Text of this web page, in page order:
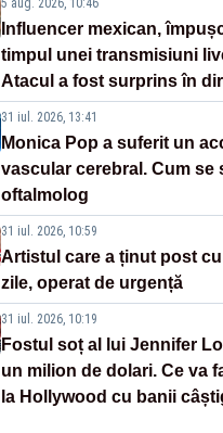
5 aug. 2026, 10:46
Influencer mexican,
timpul unei transmisiuni
Atacul a fost surprins în
31 iul. 2026, 13:41
Monica Pop a suferit un
vascular cerebral. Cum se
oftalmolog
31 iul. 2026, 10:59
Artistul care a ținut post cu
zile, operat de urgență
31 iul. 2026, 10:19
Fostul soț al lui Jennifer
un milion de dolari. Ce va
la Hollywood cu banii